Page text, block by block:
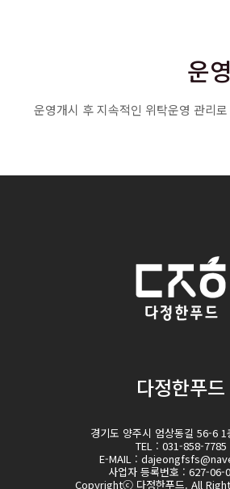
운
운영개시 후 지속적인 위탁운영 관리
다정한푸드
경기도 양주시 엄상동길 56-6 1
TEL : 031-858-7785
E-MAIL :
사업자 등록번호 : 627-06-
Copyrightⓒ 다정한푸드. All